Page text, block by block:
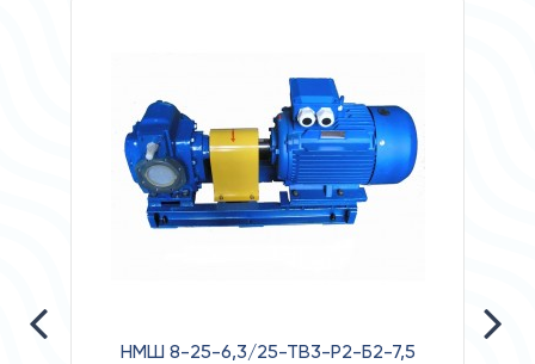
НМШ 8-25-6,3/25-ТВ3-Р2-Б2-7,5